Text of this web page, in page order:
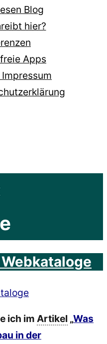
Blog
hier?
Apps
ich im Artikel „Was
in der